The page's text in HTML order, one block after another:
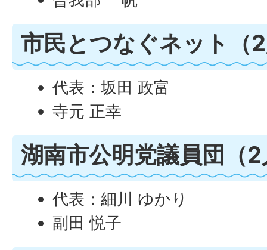
市民とつなぐネット（
代表：坂田 政富
寺元 正幸
湖南市公明党議員団（
代表：細川 ゆかり
副田 悦子